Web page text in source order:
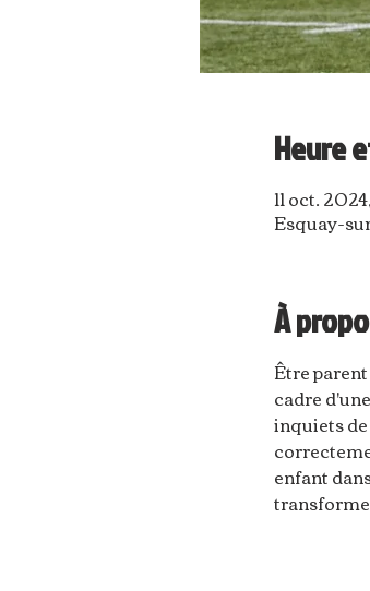
Heure
11 oct.
Esquay-
À
Être
cadre
inquiets
enfant